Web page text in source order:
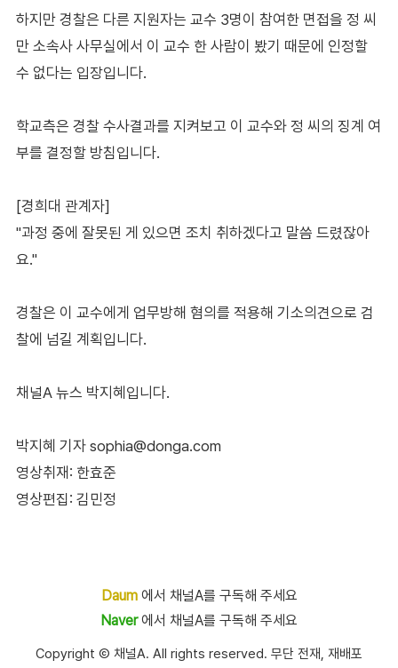
하지만 경찰은 다른 지원자는 교수 3명이 참여한 면접을 정 씨
만 소속사 사무실에서 이 교수 한 사람이 봤기 때문에 인정할
수 없다는 입장입니다.
학교측은 경찰 수사결과를 지켜보고 이 교수와 정 씨의 징계 여
부를 결정할 방침입니다.
[경희대 관계자]
"과정 중에 잘못된 게 있으면 조치 취하겠다고 말씀 드렸잖아
요."
경찰은 이 교수에게 업무방해 혐의를 적용해 기소의견으로 검
찰에 넘길 계획입니다.
채널A 뉴스 박지혜입니다.
박지혜 기자 sophia@donga.com
영상취재: 한효준
영상편집: 김민정
Daum에서 채널A를 구독해 주세요
Naver에서 채널A를 구독해 주세요
Copyright Ⓒ 채널A. All rights reserved. 무단 전재, 재배포